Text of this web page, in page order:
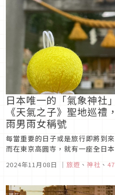
日本唯一的「氣象神社
《天氣之子》聖地巡禮
雨男雨女稱號
每當重要的日子或是旅行即將到
而在東京高圓寺，就有一座全日
前來祈求晴天或各種天氣保佑。
題性。這次就為大家...
2024年11月08日 ｜ 旅遊 、 神社 、